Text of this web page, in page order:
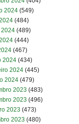
2024 (549)
(484)
(489)
(444)
(467)
2024 (434)
2024 (445)
2024 (479)
2023 (483)
2023 (496)
2023 (473)
2023 (480)